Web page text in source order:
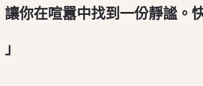
讓你在喧囂中找到一份靜謐。